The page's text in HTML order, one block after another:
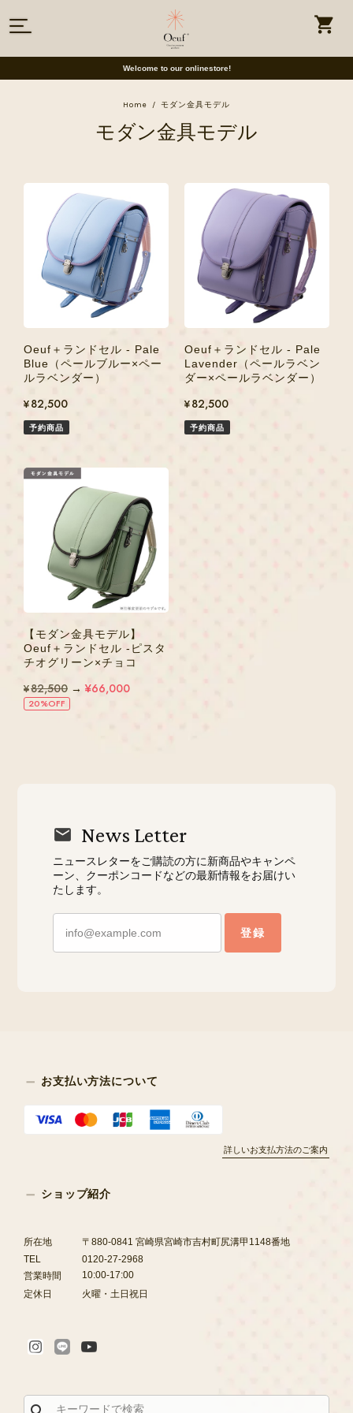
Welcome to our onlinestore!
Home モダン金具モデル
モダン金具モデル
Oeuf＋ランドセル - Pale
Blue（ペールブルー×ペー
ルラベンダー）
¥82,500
予約商品
Oeuf＋ランドセル - Pale
Lavender（ペールラベン
ダー×ペールラベンダー）
¥82,500
予約商品
【モダン金具モデル】
Oeuf＋ランドセル -ピスタ
チオグリーン×チョコ
¥82,500 → ¥66,000
20%OFF
News Letter
ニュースレターをご購読の方に新商品やキャンペ
ーン、クーポンコードなどの最新情報をお届けい
たします。
登録
お支払い方法について
詳しいお支払方法のご案内
ショップ紹介
所在地
〒880-0841 宮崎県宮崎市吉村町尻溝甲1148番地
TEL
0120-27-2968
営業時間
10:00-17:00
定休日
火曜・土日祝日